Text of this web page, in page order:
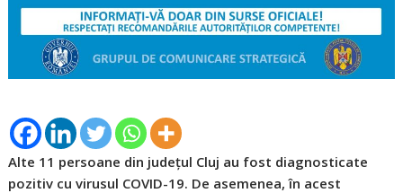
Alte 11 persoane din județul Cluj au fost diagnosticate
pozitiv cu virusul COVID-19. De asemenea, în acest